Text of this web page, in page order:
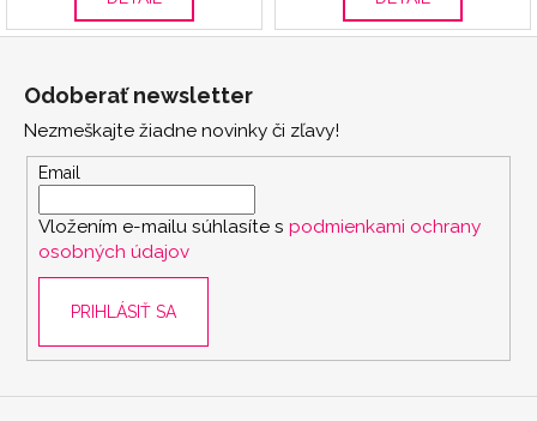
Odoberať newsletter
Nezmeškajte žiadne novinky či zľavy!
Email
Vložením e-mailu súhlasíte s podmienkami ochrany
osobných údajov
PRIHLÁSIŤ SA